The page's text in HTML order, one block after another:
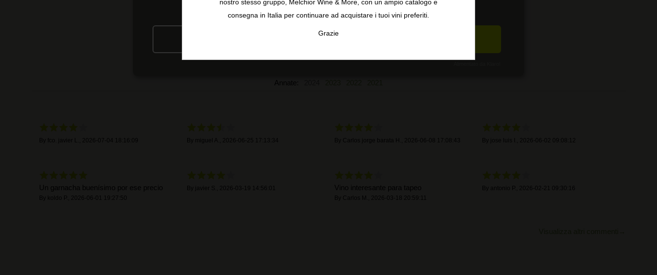
4,1 5
1
0
Annate:
fco. javier L. 2026-07-04 18:16:09 miguel A. 2026-06-25 17:13:34 Carlos jorge barata H. 2026-06-08 17:08:43 jose luis I. 2026-06-02 09:08:12
Un garnacha buenísimo por ese precio
koldo P. 2026-06-01 19:27:50
javier S. 2026-03-19 14:56:01 Vino interesante para tapeo
Carlos M. 2026-03-18 20:59:11
antonio P. 2026-02-21 09:30:16
nostro stesso gruppo, Melchior Wine & More, con un ampio catalogo e
consegna in Italia per continuare ad acquistare i tuoi vini preferiti.
Grazie